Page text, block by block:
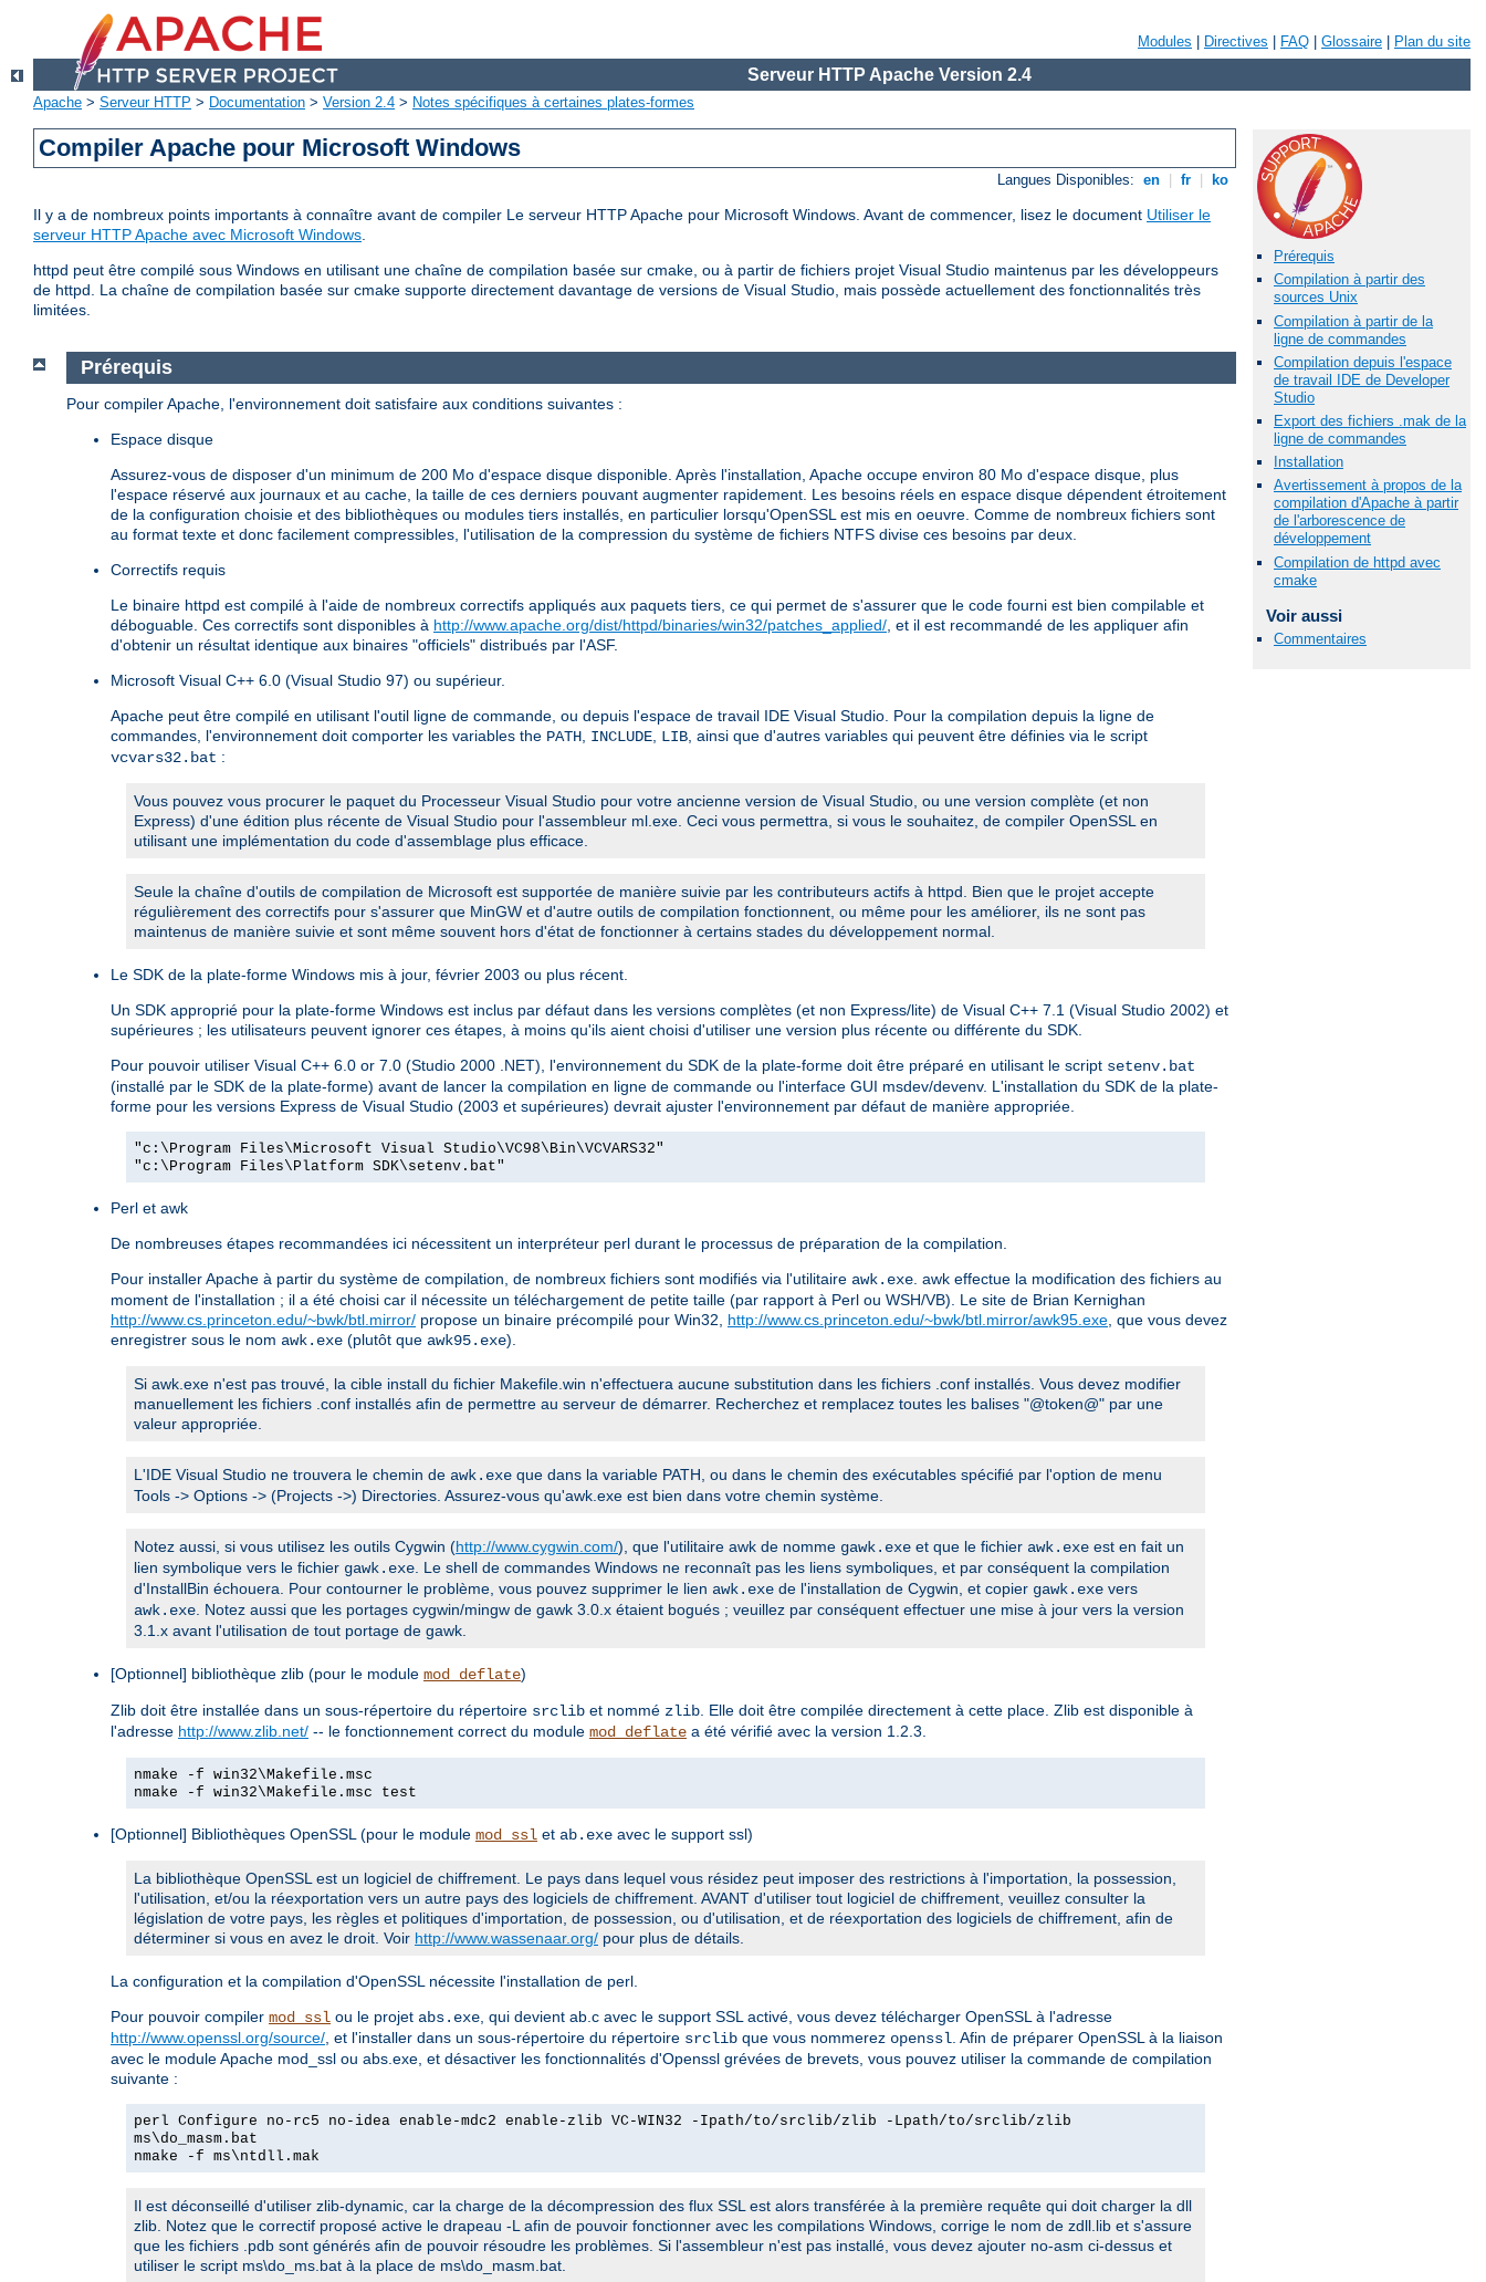
Modules Directives FAQ Glossaire Plan du site
Serveur HTTP Apache Version 2.4
Apache > Serveur HTTP > Documentation > Version 2.4 > Notes spécifiques à certaines plates-formes
Compiler Apache pour Microsoft Windows
Langues Disponibles: en fr ko
Il y a de nombreux points importants à connaître avant de compiler Le serveur HTTP Apache pour Microsoft Windows. Avant de commencer, lisez le document Utiliser le
serveur HTTP Apache avec Microsoft Windows.
httpd peut être compilé sous Windows en utilisant une chaîne de compilation basée sur cmake, ou à partir de fichiers projet Visual Studio maintenus par les développeurs
de httpd. La chaîne de compilation basée sur cmake supporte directement davantage de versions de Visual Studio, mais possède actuellement des fonctionnalités très
limitées.
Prérequis
Compilation à partir des
sources Unix
Compilation à partir de la
ligne de commandes
Compilation depuis l'espace
de travail IDE de Developer
Studio
Export des fichiers .mak de la
ligne de commandes
Installation
Avertissement à propos de la
compilation d'Apache à partir
de l'arborescence de
développement
Compilation de httpd avec
cmake
Voir aussi
Commentaires
Prérequis
Pour compiler Apache, l'environnement doit satisfaire aux conditions suivantes :
Espace disque
Assurez-vous de disposer d'un minimum de 200 Mo d'espace disque disponible. Après l'installation, Apache occupe environ 80 Mo d'espace disque, plus
l'espace réservé aux journaux et au cache, la taille de ces derniers pouvant augmenter rapidement. Les besoins réels en espace disque dépendent étroitement
de la configuration choisie et des bibliothèques ou modules tiers installés, en particulier lorsqu'OpenSSL est mis en oeuvre. Comme de nombreux fichiers sont
au format texte et donc facilement compressibles, l'utilisation de la compression du système de fichiers NTFS divise ces besoins par deux.
Correctifs requis
Le binaire httpd est compilé à l'aide de nombreux correctifs appliqués aux paquets tiers, ce qui permet de s'assurer que le code fourni est bien compilable et
déboguable. Ces correctifs sont disponibles à http://www.apache.org/dist/httpd/binaries/win32/patches_applied/ , et il est recommandé de les appliquer afin
d'obtenir un résultat identique aux binaires "officiels" distribués par l'ASF.
Microsoft Visual C++ 6.0 (Visual Studio 97) ou supérieur.
Apache peut être compilé en utilisant l'outil ligne de commande, ou depuis l'espace de travail IDE Visual Studio. Pour la compilation depuis la ligne de
commandes, l'environnement doit comporter les variables the PATH INCLUDE LIB , ainsi que d'autres variables qui peuvent être définies via le script
vcvars32.bat :
Vous pouvez vous procurer le paquet du Processeur Visual Studio pour votre ancienne version de Visual Studio, ou une version complète (et non
Express) d'une édition plus récente de Visual Studio pour l'assembleur ml.exe. Ceci vous permettra, si vous le souhaitez, de compiler OpenSSL en
utilisant une implémentation du code d'assemblage plus efficace.
Seule la chaîne d'outils de compilation de Microsoft est supportée de manière suivie par les contributeurs actifs à httpd. Bien que le projet accepte
régulièrement des correctifs pour s'assurer que MinGW et d'autre outils de compilation fonctionnent, ou même pour les améliorer, ils ne sont pas
maintenus de manière suivie et sont même souvent hors d'état de fonctionner à certains stades du développement normal.
Le SDK de la plate-forme Windows mis à jour, février 2003 ou plus récent.
Un SDK approprié pour la plate-forme Windows est inclus par défaut dans les versions complètes (et non Express/lite) de Visual C++ 7.1 (Visual Studio 2002) et
supérieures ; les utilisateurs peuvent ignorer ces étapes, à moins qu'ils aient choisi d'utiliser une version plus récente ou différente du SDK.
Pour pouvoir utiliser Visual C++ 6.0 or 7.0 (Studio 2000 .NET), l'environnement du SDK de la plate-forme doit être préparé en utilisant le script setenv.bat
(installé par le SDK de la plate-forme) avant de lancer la compilation en ligne de commande ou l'interface GUI msdev/devenv. L'installation du SDK de la plate-
forme pour les versions Express de Visual Studio (2003 et supérieures) devrait ajuster l'environnement par défaut de manière appropriée.
"c:\Program Files\Microsoft Visual Studio\VC98\Bin\VCVARS32"
"c:\Program Files\Platform SDK\setenv.bat"
Perl et awk
De nombreuses étapes recommandées ici nécessitent un interpréteur perl durant le processus de préparation de la compilation.
Pour installer Apache à partir du système de compilation, de nombreux fichiers sont modifiés via l'utilitaire awk.exe . awk effectue la modification des fichiers au
moment de l'installation ; il a été choisi car il nécessite un téléchargement de petite taille (par rapport à Perl ou WSH/VB). Le site de Brian Kernighan
http://www.cs.princeton.edu/~bwk/btl.mirror/ propose un binaire précompilé pour Win32, http://www.cs.princeton.edu/~bwk/btl.mirror/awk95.exe , que vous devez
enregistrer sous le nom awk.exe (plutôt que awk95.exe).
Si awk.exe n'est pas trouvé, la cible install du fichier Makefile.win n'effectuera aucune substitution dans les fichiers .conf installés. Vous devez modifier
manuellement les fichiers .conf installés afin de permettre au serveur de démarrer. Recherchez et remplacez toutes les balises "@token@" par une
valeur appropriée.
L'IDE Visual Studio ne trouvera le chemin de awk.exe que dans la variable PATH, ou dans le chemin des exécutables spécifié par l'option de menu
Tools -> Options -> (Projects ->) Directories. Assurez-vous qu'awk.exe est bien dans votre chemin système.
Notez aussi, si vous utilisez les outils Cygwin (http://www.cygwin.com/), que l'utilitaire awk de nomme gawk.exe et que le fichier awk.exe est en fait un
lien symbolique vers le fichier gawk.exe . Le shell de commandes Windows ne reconnaît pas les liens symboliques, et par conséquent la compilation
d'InstallBin échouera. Pour contourner le problème, vous pouvez supprimer le lien awk.exe de l'installation de Cygwin, et copier gawk.exe vers
awk.exe . Notez aussi que les portages cygwin/mingw de gawk 3.0.x étaient bogués ; veuillez par conséquent effectuer une mise à jour vers la version
3.1.x avant l'utilisation de tout portage de gawk.
[Optionnel] bibliothèque zlib (pour le module mod_deflate)
Zlib doit être installée dans un sous-répertoire du répertoire srclib et nommé zlib . Elle doit être compilée directement à cette place. Zlib est disponible à
l'adresse http://www.zlib.net/ -- le fonctionnement correct du module mod_deflate a été vérifié avec la version 1.2.3.
nmake -f win32\Makefile.msc
nmake -f win32\Makefile.msc test
[Optionnel] Bibliothèques OpenSSL (pour le module mod_ssl et ab.exe avec le support ssl)
La bibliothèque OpenSSL est un logiciel de chiffrement. Le pays dans lequel vous résidez peut imposer des restrictions à l'importation, la possession,
l'utilisation, et/ou la réexportation vers un autre pays des logiciels de chiffrement. AVANT d'utiliser tout logiciel de chiffrement, veuillez consulter la
législation de votre pays, les règles et politiques d'importation, de possession, ou d'utilisation, et de réexportation des logiciels de chiffrement, afin de
déterminer si vous en avez le droit. Voir http://www.wassenaar.org/ pour plus de détails.
La configuration et la compilation d'OpenSSL nécessite l'installation de perl.
Pour pouvoir compiler mod_ssl ou le projet abs.exe , qui devient ab.c avec le support SSL activé, vous devez télécharger OpenSSL à l'adresse
http://www.openssl.org/source/ , et l'installer dans un sous-répertoire du répertoire srclib que vous nommerez openssl . Afin de préparer OpenSSL à la liaison
avec le module Apache mod_ssl ou abs.exe, et désactiver les fonctionnalités d'Openssl grévées de brevets, vous pouvez utiliser la commande de compilation
suivante :
perl Configure no-rc5 no-idea enable-mdc2 enable-zlib VC-WIN32 -Ipath/to/srclib/zlib -Lpath/to/srclib/zlib
ms\do_masm.bat
nmake -f ms\ntdll.mak
Il est déconseillé d'utiliser zlib-dynamic, car la charge de la décompression des flux SSL est alors transférée à la première requête qui doit charger la dll
zlib. Notez que le correctif proposé active le drapeau -L afin de pouvoir fonctionner avec les compilations Windows, corrige le nom de zdll.lib et s'assure
que les fichiers .pdb sont générés afin de pouvoir résoudre les problèmes. Si l'assembleur n'est pas installé, vous devez ajouter no-asm ci-dessus et
utiliser le script ms\do_ms.bat à la place de ms\do_masm.bat.